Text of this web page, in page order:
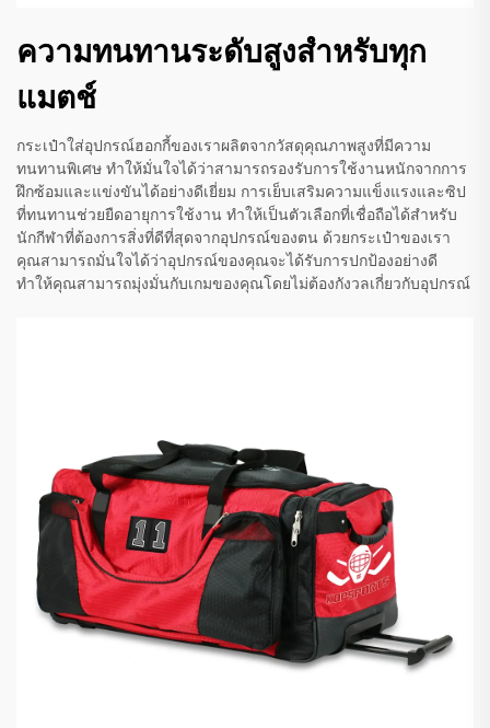
ความทนทานระดับสูงสำหรับทุก
แมตช์
กระเป๋าใส่อุปกรณ์ฮอกกี้ของเราผลิตจากวัสดุคุณภาพสูงที่มีความ
ทนทานพิเศษ ทำให้มั่นใจได้ว่าสามารถรองรับการใช้งานหนักจากการ
ฝึกซ้อมและแข่งขันได้อย่างดีเยี่ยม การเย็บเสริมความแข็งแรงและซิป
ที่ทนทานช่วยยืดอายุการใช้งาน ทำให้เป็นตัวเลือกที่เชื่อถือได้สำหรับ
นักกีฬาที่ต้องการสิ่งที่ดีที่สุดจากอุปกรณ์ของตน ด้วยกระเป๋าของเรา
คุณสามารถมั่นใจได้ว่าอุปกรณ์ของคุณจะได้รับการปกป้องอย่างดี
ทำให้คุณสามารถมุ่งมั่นกับเกมของคุณโดยไม่ต้องกังวลเกี่ยวกับอุปกรณ์